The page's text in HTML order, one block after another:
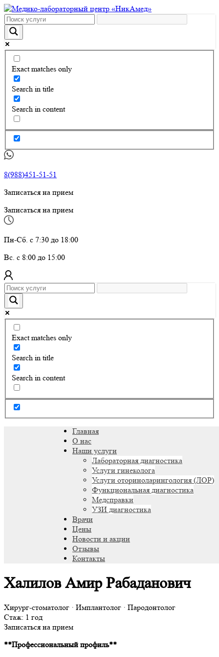
Exact matches only
Search in title
Search in content
8(988)451-51-51
Записаться на прием
Записаться на прием
Пн-Сб. с 7:30 до 18:00
Вс. с 8:00 до 15:00
Exact matches only
Search in title
Search in content
Главная
О нас
Наши услуги
Лабораторная диагностика
Услуги гинеколога
Услуги оториноларингология (ЛОР)
Функциональная диагностика
Медсправки
УЗИ диагностика
Врачи
Цены
Новости и акции
Отзывы
Контакты
Халилов Амир Рабаданович
Хирург-стоматолог · Имплантолог · Пародонтолог
Стаж: 1 год
Записаться на прием
**Профессиональный профиль**